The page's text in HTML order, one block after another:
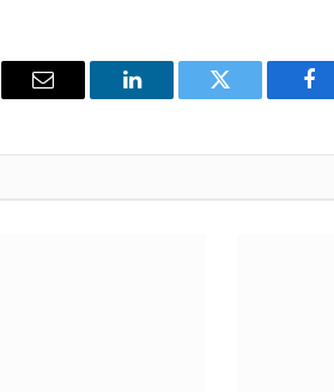
فيسبوك
تويتر لينكدإن
البريد